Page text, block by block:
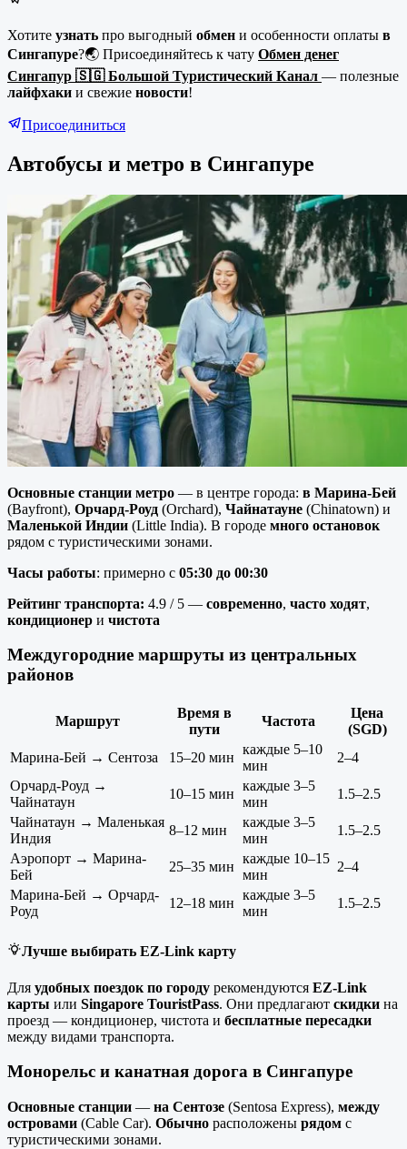
Хотите узнать про выгодный обмен и особенности оплаты в
Сингапуре?🌏 Присоединяйтесь к чату Обмен денег
Сингапур 🇸🇬 Большой Туристический Канал — полезные
лайфхаки и свежие новости!
Присоединиться
Автобусы и метро в Сингапуре
Основные станции метро — в центре города: в Марина-Бей
(Bayfront), Орчард-Роуд (Orchard), Чайнатауне (Chinatown) и
Маленькой Индии (Little India). В городе много остановок
рядом с туристическими зонами.
Часы работы: примерно с 05:30 до 00:30
Рейтинг транспорта: 4.9 / 5 — современно, часто ходят,
кондиционер и чистота
Междугородние маршруты из центральных
районов
Маршрут
Время в
пути
Частота
Цена
(SGD)
Марина-Бей → Сентоза
15–20 мин
каждые 5–10
мин
2–4
Орчард-Роуд →
Чайнатаун
10–15 мин
каждые 3–5
мин
1.5–2.5
Чайнатаун → Маленькая
Индия
8–12 мин
каждые 3–5
мин
1.5–2.5
Аэропорт → Марина-
Бей
25–35 мин
каждые 10–15
мин
2–4
Марина-Бей → Орчард-
Роуд
12–18 мин
каждые 3–5
мин
1.5–2.5
Лучше выбирать EZ-Link карту
Для удобных поездок по городу рекомендуются EZ-Link
карты или Singapore TouristPass. Они предлагают скидки на
проезд — кондиционер, чистота и бесплатные пересадки
между видами транспорта.
Монорельс и канатная дорога в Сингапуре
Основные станции — на Сентозе (Sentosa Express), между
островами (Cable Car). Обычно расположены рядом с
туристическими зонами.